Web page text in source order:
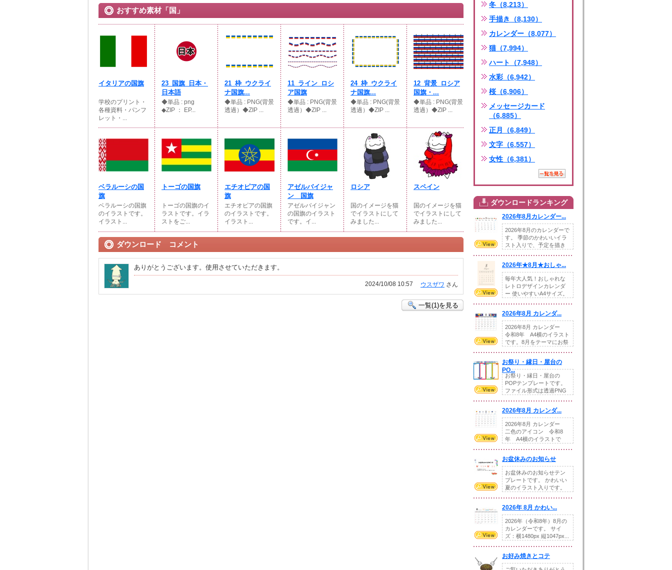
おすすめ素材「国」
イタリアの国旗
学校のプリント・
各種資料・パンフ
レット・...
23_国旗_日本・
日本語
◆単品 : png
◆ZIP ： EP...
21_枠_ウクライ
ナ国旗...
◆単品 : PNG(背景
透過）◆ZIP ...
11_ライン_ロシ
ア国旗
◆単品 : PNG(背景
透過）◆ZIP ...
24_枠_ウクライ
ナ国旗...
◆単品 : PNG(背景
透過）◆ZIP ...
12_背景_ロシア
国旗・...
◆単品 : PNG(背景
透過）◆ZIP ...
ベラルーシの国
旗
ベラルーシの国旗
のイラストです。
イラスト...
トーゴの国旗
トーゴの国旗のイ
ラストです。イラ
ストをご...
エチオピアの国
旗
エチオピアの国旗
のイラストです。
イラスト...
アゼルバイジャ
ン 国旗
アゼルバイジャン
の国旗のイラスト
です。イ...
ロシア
国のイメージを猫
でイラストにして
みました...
スペイン
国のイメージを猫
でイラストにして
みました...
ダウンロード コメント
ありがとうございます。使用させていただきます。
ウスザワ さん
2024/10/08 10:57
一覧(1)を見る
冬（8,213）
手描き（8,130）
カレンダー（8,077）
猫（7,994）
ハート（7,948）
水彩（6,942）
桜（6,906）
メッセージカード
（6,885）
正月（6,849）
文字（6,557）
女性（6,381）
ダウンロードランキング
2026年8月カレンダー...
2026年8月のカレンダーで
す。 季節のかわいいイラ
スト入りで、予定を描き
2026年★8月★おしゃ...
毎年大人気！おしゃれな
レトロデザインカレンダ
ー 使いやすいA4サイズ。
2026年8月 カレンダ...
2026年8月 カレンダー
令和8年 A4横のイラスト
です。8月をテーマにお祭
お祭り・縁日・屋台の
PO...
お祭り・縁日・屋台の
POPテンプレートです。
ファイル形式は透過PNG
2026年8月 カレンダ...
2026年8月 カレンダー
二色のアイコン 令和8
年 A4横のイラストで
お盆休みのお知らせ
お盆休みのお知らせテン
プレートです。 かわいい
夏のイラスト入りです。
2026年 8月 かわい...
2026年（令和8年）8月の
カレンダーです。 サイ
ズ：横1480px 縦1047px...
お好み焼きとコテ